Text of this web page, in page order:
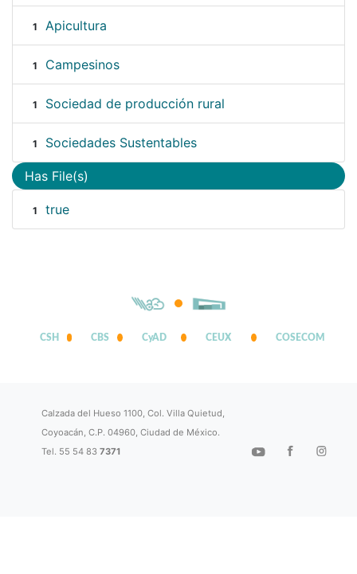
1 Apicultura
1 Campesinos
1 Sociedad de producción rural
1 Sociedades Sustentables
Has File(s)
1 true
CSH CBS CyAD CEUX COSECOM
Calzada del Hueso 1100, Col. Villa Quietud,
Coyoacán, C.P. 04960, Ciudad de México.
Tel. 55 54 837371